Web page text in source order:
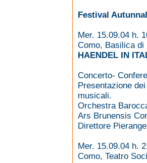
Festival
Mer. 15.09.04 h.
Como, Basilica di
HAENDEL IN
Concerto-
Presentazione
musicali.
Orchestra
Ars Brunensis
Direttore
Mer. 15.09.04 h.
Como, Teatro